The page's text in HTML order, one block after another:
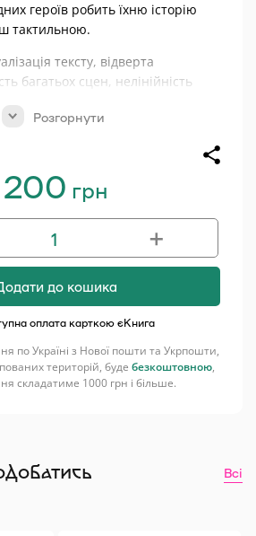
героїв робить їхню історію
тактильною.
тексту, відверта
багатьох сцен, нелінійність
описи поєднуються з
розгортання внутрішніх
тяглості і напруженості, що не
читання.
цієї книжки на нашому сайті,
замовлення 2-7 днів.
Розгорнути
200грн
Млини
мелють
поволі
кількість
+
до кошика
оплата карткою єКнига
по Україні з Нової пошти та Укрпошти,
територій, буде безкоштовною,
складатиме 1000 грн і більше.
Всі